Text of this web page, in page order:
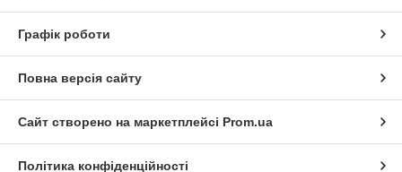
Графік роботи
Повна версія сайту
Сайт створено на маркетплейсі Prom.ua
Політика конфіденційності